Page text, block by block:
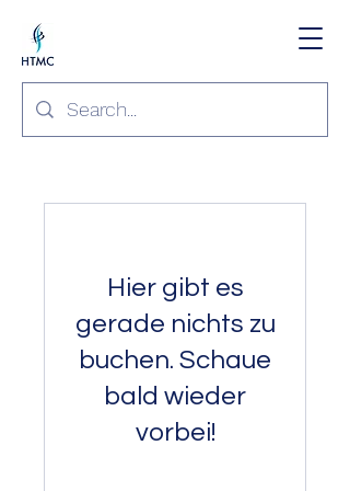
Hier gibt es
gerade nichts zu
buchen. Schaue
bald wieder
vorbei!